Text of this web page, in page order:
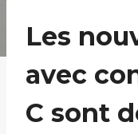
Les
avec
C sont